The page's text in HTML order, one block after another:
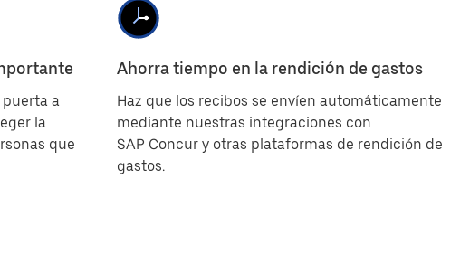
a
la
que
Ahorra tiempo en la rendición de gastos
Haz que los recibos se envíen automáticamente
mediante nuestras integraciones con
SAP Concur y otras plataformas de rendición de
gastos.